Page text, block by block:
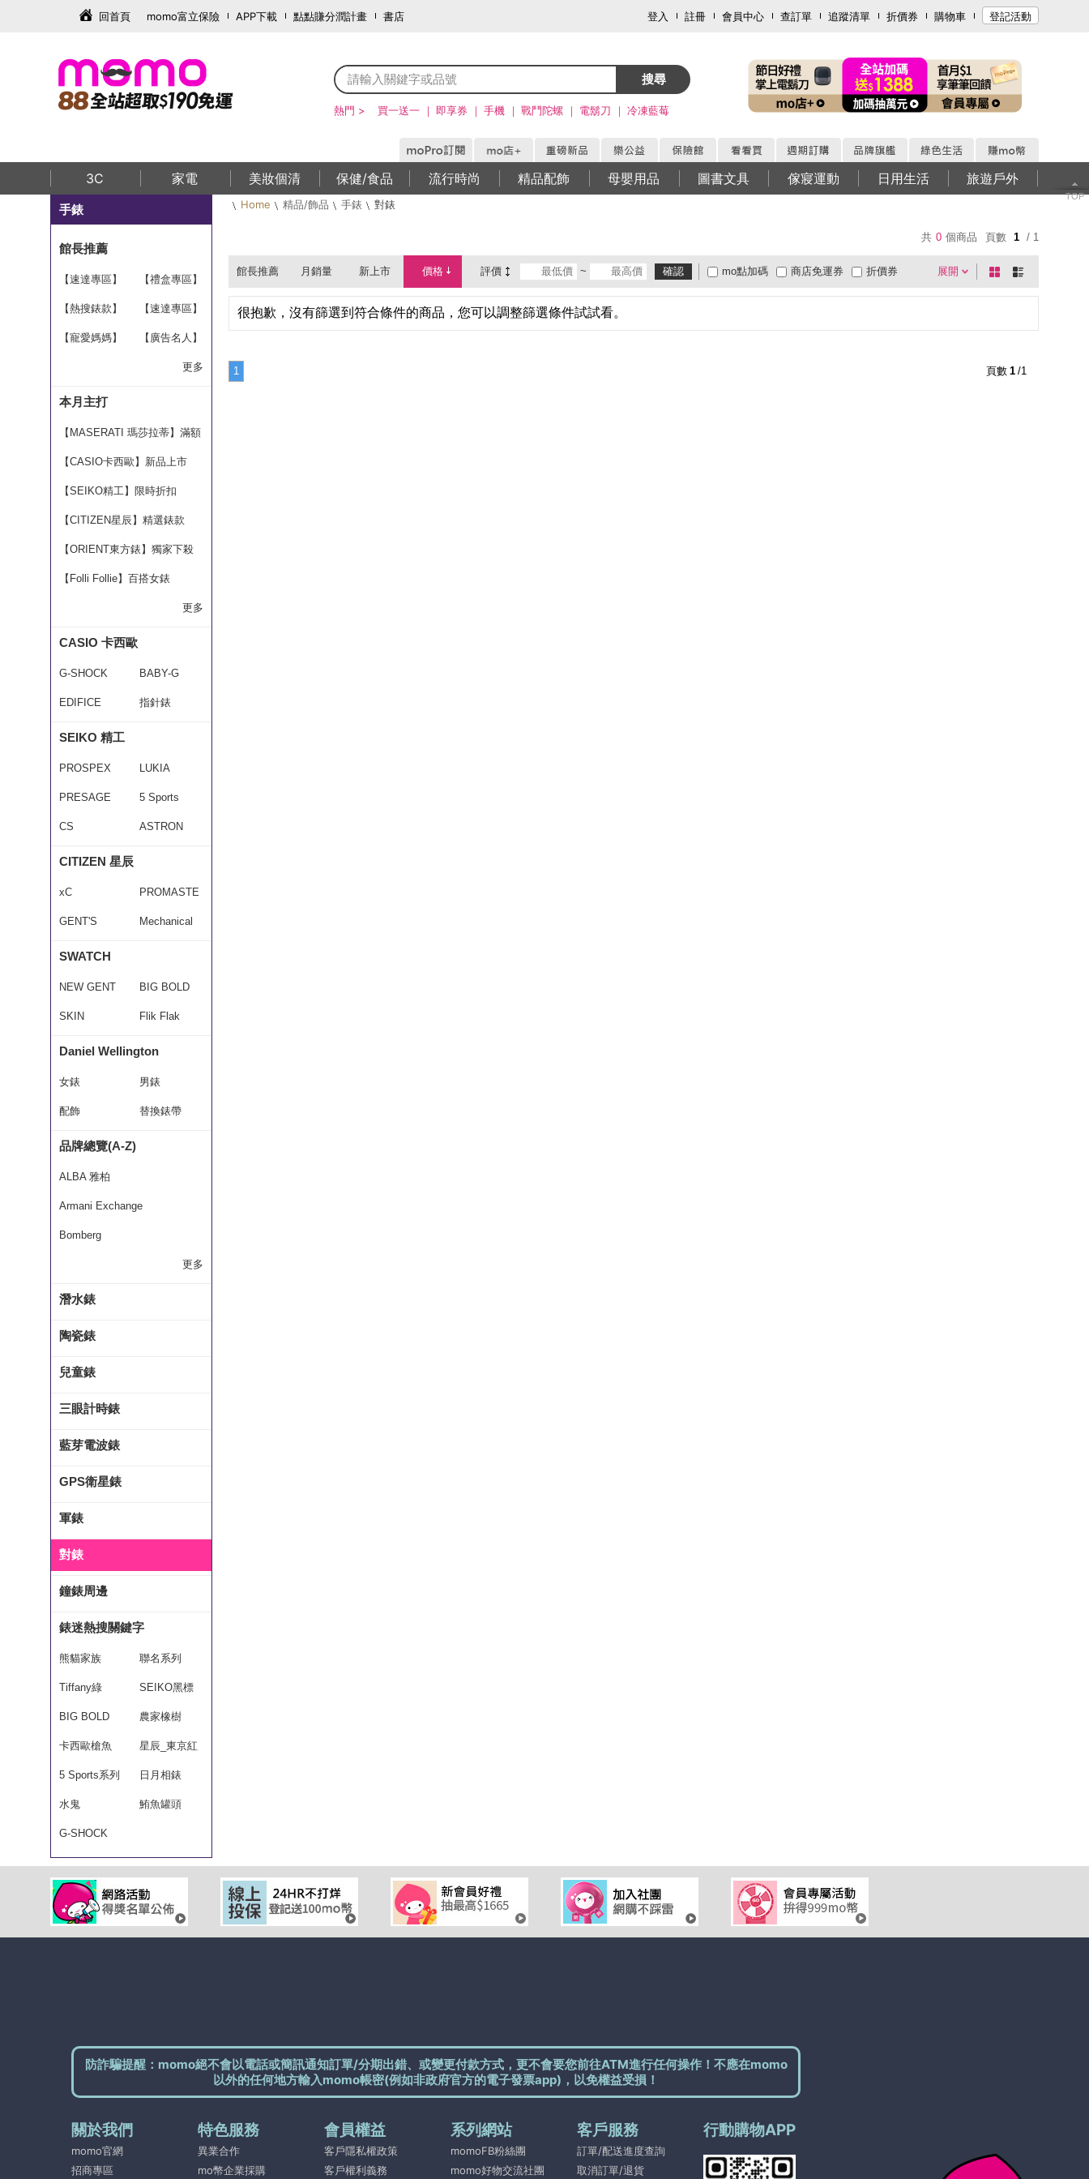
回首頁 momo富立保險 APP下載 點點賺分潤計畫 書店 登入 註冊 會員中心 查訂單 追蹤清單 折價券 購物車 登記活動
搜尋
熱門 > 買一送一 即享券 手機 戰鬥陀螺 電鬍刀 冷凍藍莓
3C 家電 美妝個清 保健/食品 流行時尚 精品配飾 母嬰用品 圖書文具 傢寢運動 日用生活 旅遊戶外
Home 精品/飾品 手錶 對錶
手錶
館長推薦
【速達專區】
熱門推薦品牌
【禮盒專區】
錶心意首選
【熱搜錶款】
每日TOP100
【速達專區】
精選品牌5折
【寵愛媽媽】 【廣告名人】
更多
本月主打
【MASERATI 瑪莎拉蒂】滿額
折$800
【CASIO卡西歐】新品上市
【SEIKO精工】限時折扣
【CITIZEN星辰】精選錶款
【ORIENT東方錶】獨家下殺
【Folli Follie】百搭女錶
更多
CASIO 卡西歐
G-SHOCK BABY-G
EDIFICE 指針錶
SEIKO 精工
PROSPEX LUKIA
PRESAGE 5 Sports
CS ASTRON
CITIZEN 星辰
xC PROMASTE
R
GENT'S Mechanical
SWATCH
NEW GENT BIG BOLD
SKIN Flik Flak
Daniel Wellington
女錶 男錶
配飾 替換錶帶
品牌總覽(A-Z)
ALBA 雅柏
Armani Exchange
Bomberg
更多
潛水錶
陶瓷錶
兒童錶
三眼計時錶
藍芽電波錶
GPS衛星錶
軍錶
對錶
鐘錶周邊
錶迷熱搜關鍵字
熊貓家族 聯名系列
Tiffany綠 SEIKO黑標
BIG BOLD 農家橡樹
卡西歐槍魚 星辰_東京紅
5 Sports系列 日月相錶
水鬼 鮪魚罐頭
G-SHOCK
共 0 個商品 頁數 1 / 1
館長推薦 月銷量 新上市 價格 評價 ~ 確認 展開
mo點加碼 商店免運券
折價券
0利率
商品有量
快速到貨
棋
盤
列
很抱歉，沒有篩選到符合條件的商品，您可以調整篩選條件試試看。
頁數 1 /1
1
TOP
防詐騙提醒：momo絕不會以電話或簡訊通知訂單/分期出錯、或變更付款方式，更不會要您前往ATM進行任何操作！不應在momo
以外的任何地方輸入momo帳密(例如非政府官方的電子發票app)，以免權益受損！
關於我們
momo官網
招商專區
特色服務
異業合作
mo幣企業採購
會員權益
客戶隱私權政策
客戶權利義務
系列網站
momoFB粉絲團
momo好物交流社團
客戶服務
訂單/配送進度查詢
取消訂單/退貨
行動購物APP